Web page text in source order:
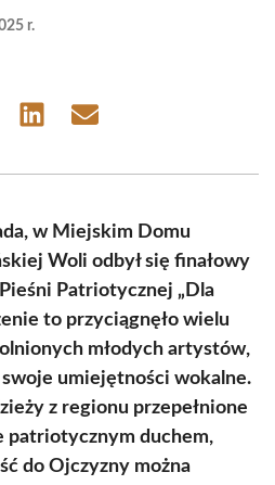
r.
Share Share
w Miejskim Domu
Woli odbył się finałowy
Patriotycznej „Dla
to przyciągnęło wielu
młodych artystów,
umiejętności wokalne.
z regionu przepełnione
patriotycznym duchem,
do Ojczyzny można